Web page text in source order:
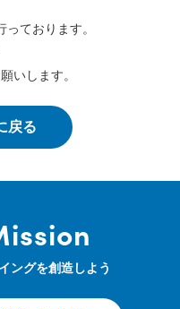
ております。
いします。
戻る
ングを創造しよう